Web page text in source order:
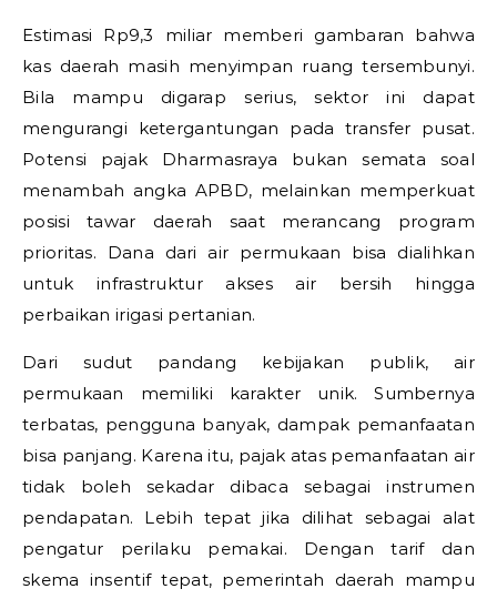
Estimasi Rp9,3 miliar memberi gambaran bahwa
kas daerah masih menyimpan ruang tersembunyi.
Bila mampu digarap serius, sektor ini dapat
mengurangi ketergantungan pada transfer pusat.
Potensi pajak Dharmasraya bukan semata soal
menambah angka APBD, melainkan memperkuat
posisi tawar daerah saat merancang program
prioritas. Dana dari air permukaan bisa dialihkan
untuk infrastruktur akses air bersih hingga
perbaikan irigasi pertanian.
Dari sudut pandang kebijakan publik, air
permukaan memiliki karakter unik. Sumbernya
terbatas, pengguna banyak, dampak pemanfaatan
bisa panjang. Karena itu, pajak atas pemanfaatan air
tidak boleh sekadar dibaca sebagai instrumen
pendapatan. Lebih tepat jika dilihat sebagai alat
pengatur perilaku pemakai. Dengan tarif dan
skema insentif tepat, pemerintah daerah mampu